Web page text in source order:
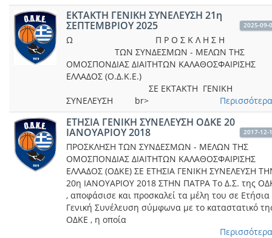
ΕKTAKTH ΓΕΝΙΚΗ ΣΥΝΕΛΕΥΣΗ 21η
ΣΕΠΤΕΜΒΡΙΟΥ 2025 2025-09-
Ω Π Ρ Ο Σ Κ Λ Η Σ
ΤΩΝ ΣΥΝΔΕΣΜΩΝ - ΜΕΛΩΝ ΤΗΣ
ΟΜΟΣΠΟΝΔΙΑΣ ΔΙΑΙΤΗΤΩΝ ΚΑΛΑΘΟΣΦΑΙΡΙΣΗΣ
ΕΛΛΑΔΟΣ
ΣΕ ΕKTAKTH ΓΕΝΙΚΗ
ΣΥΝΕΛΕΥΣΗ br>
ΕΤΗΣΙΑ ΓΕΝΙΚΗ ΣΥΝΕΛΕΥΣΗ ΟΔΚΕ 20
ΙΑΝΟΥΑΡΙΟΥ 2018 2017-12-
ΠΡΟΣΚΛΗΣΗ ΤΩΝ ΣΥΝΔΕΣΜΩΝ - ΜΕΛΩΝ ΤΗΣ
ΟΜΟΣΠΟΝΔΙΑΣ ΔΙΑΙΤΗΤΩΝ ΚΑΛΑΘΟΣΦΑΙΡΙΣΗΣ
ΕΛΛΑΔΟΣ (ΟΔΚΕ) ΣΕ ΕΤΗΣΙΑ ΓΕΝΙΚΗ ΣΥΝΕΛΕΥΣΗ
20η ΙΑΝΟΥΑΡΙΟΥ 2018 ΣΤΗΝ ΠΑΤΡΑ Το Δ.Σ. της
, αποφάσισε και προσκαλεί τα μέλη του σε Ετήσια
Γενική Συνέλευση σύμφωνα με το καταστατικό
ΟΔΚΕ , η οποία